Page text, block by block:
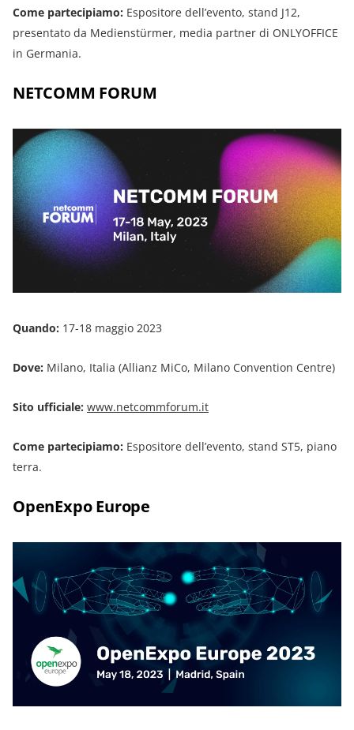
Come partecipiamo: Espositore dell’evento, stand J12,
presentato da Medienstürmer, media partner di ONLYOFFICE
in Germania.
NETCOMM FORUM
Quando: 17-18 maggio 2023
Dove: Milano, Italia (Allianz MiCo, Milano Convention Centre)
Sito ufficiale: www.netcommforum.it
Come partecipiamo: Espositore dell’evento, stand ST5, piano
terra.
OpenExpo Europe